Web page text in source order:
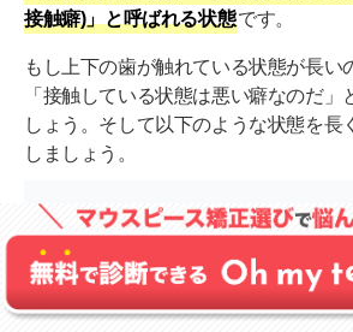
接触癖)」と呼ばれる状態です。
もし上下の歯が触れている状態が長い
「接触している状態は悪い癖なのだ」
しょう。そして以下のような状態を長
しましょう。
口を閉じる
上下の歯を触れ合わせない
頬の力を抜く